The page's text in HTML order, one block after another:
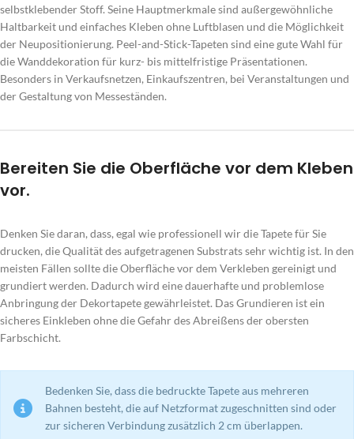
selbstklebender Stoff. Seine Hauptmerkmale sind außergewöhnliche
Haltbarkeit und einfaches Kleben ohne Luftblasen und die Möglichkeit
der Neupositionierung. Peel-and-Stick-Tapeten sind eine gute Wahl für
die Wanddekoration für kurz- bis mittelfristige Präsentationen.
Besonders in Verkaufsnetzen, Einkaufszentren, bei Veranstaltungen und
der Gestaltung von Messeständen.
Bereiten Sie die Oberfläche vor dem Kleben
vor.
Denken Sie daran, dass, egal wie professionell wir die Tapete für Sie
drucken, die Qualität des aufgetragenen Substrats sehr wichtig ist. In den
meisten Fällen sollte die Oberfläche vor dem Verkleben gereinigt und
grundiert werden. Dadurch wird eine dauerhafte und problemlose
Anbringung der Dekortapete gewährleistet. Das Grundieren ist ein
sicheres Einkleben ohne die Gefahr des Abreißens der obersten
Farbschicht.
Bedenken Sie, dass die bedruckte Tapete aus mehreren
Bahnen besteht, die auf Netzformat zugeschnitten sind oder
zur sicheren Verbindung zusätzlich 2 cm überlappen.